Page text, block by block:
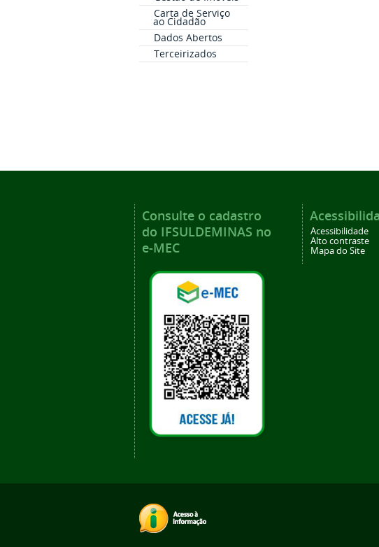
Carta de Serviço
ao Cidadão
Dados Abertos
Terceirizados
Consulte o cadastro
do IFSULDEMINAS no
e-MEC
Acessibilidade
Alto contraste
Mapa do Site